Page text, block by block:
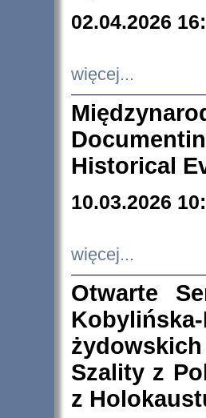
02.04.2026
więcej...
Historical
10.03.2026
więcej...
Otwarte
Szality z
z